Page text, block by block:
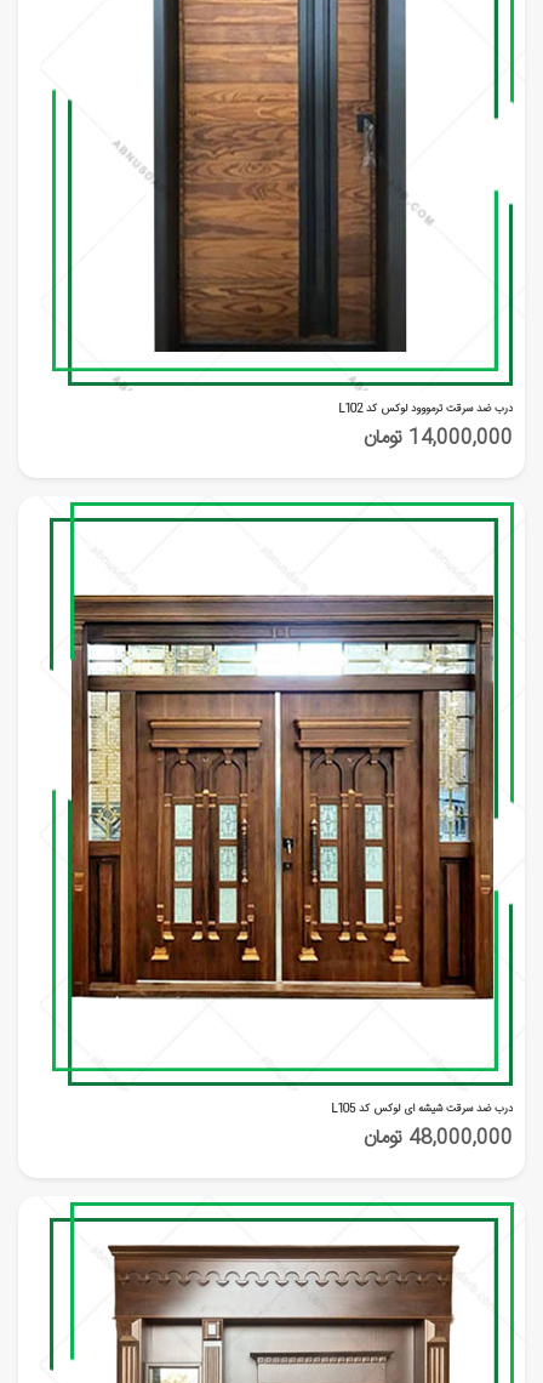
درب ضد سرقت ترمووود لوکس کد L102
14,000,000 تومان
درب ضد سرقت شیشه ای لوکس کد L105
48,000,000 تومان